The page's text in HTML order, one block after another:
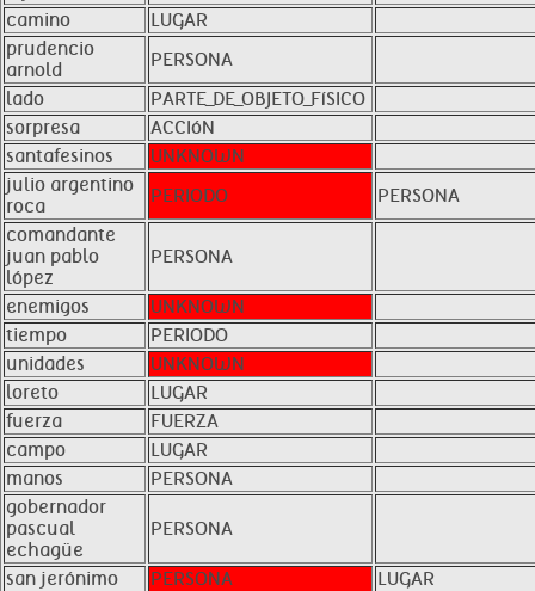
camino
LUGAR
prudencio
arnold
PERSONA
lado
PARTE_DE_OBJETO_FíSICO
sorpresa
ACCIóN
santafesinos
UNKNOWN
julio argentino
roca
PERIODO
PERSONA
comandante
juan pablo
lópez
PERSONA
enemigos
UNKNOWN
tiempo
PERIODO
unidades
UNKNOWN
loreto
LUGAR
fuerza
FUERZA
campo
LUGAR
manos
PERSONA
gobernador
pascual
echagüe
PERSONA
san jerónimo PERSONA
LUGAR